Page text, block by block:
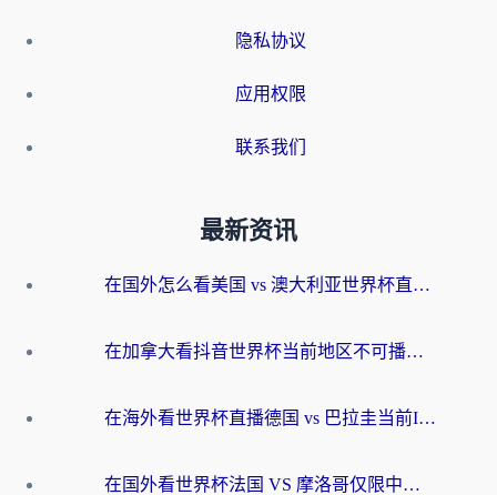
隐私协议
应用权限
联系我们
最新资讯
在国外怎么看美国 vs 澳大利亚世界杯直播？海外党必藏的中文解说观赛指南
在加拿大看抖音世界杯当前地区不可播放？海外党体育观赛终极指南
在海外看世界杯直播德国 vs 巴拉圭当前IP受限制？这篇指南帮你轻松解决地区限制
在国外看世界杯法国 VS 摩洛哥仅限中国大陆？别让地域限制拦下你的欢呼